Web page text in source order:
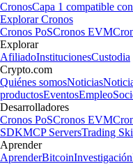
CronosCapa 1 compatible
Explorar Cronos
Cronos PoSCronos EVM
Explorar
AfiliadoInstitucionesCustodia
Crypto.com
Quiénes somosNoticias
productosEventosEmpleo
Desarrolladores
Cronos PoSCronos EVM
SDKMCP ServersTrading
Aprender
AprenderBitcoinInvestigación